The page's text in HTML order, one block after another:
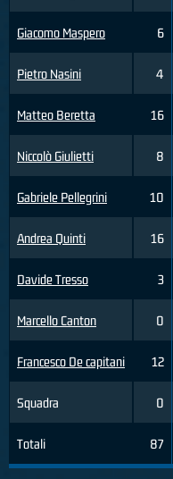
Giacomo Maspero
Pietro Nasini
Matteo Beretta
Niccolò Giulietti
Gabriele Pellegrini
Andrea Quinti
Davide Tresso
Marcello Canton
Francesco De capitani
Squadra
Totali
6
4
16
8
10
16
3
0
12
0
87